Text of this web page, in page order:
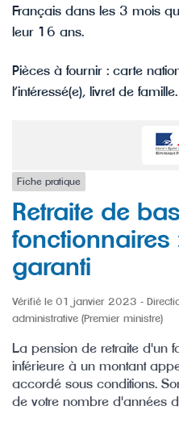
Français dans les 3 mois
leur 16 ans.
Pièces à fournir : carte
l’intéressé(e), livret de famille.
Fiche pratique
Retraite de
garanti
Vérifié le 01 janvier 2023 -
administrative (Premier ministre)
La pension de retraite d'un
inférieure à un montant
accordé sous conditions.
de votre nombre d'années